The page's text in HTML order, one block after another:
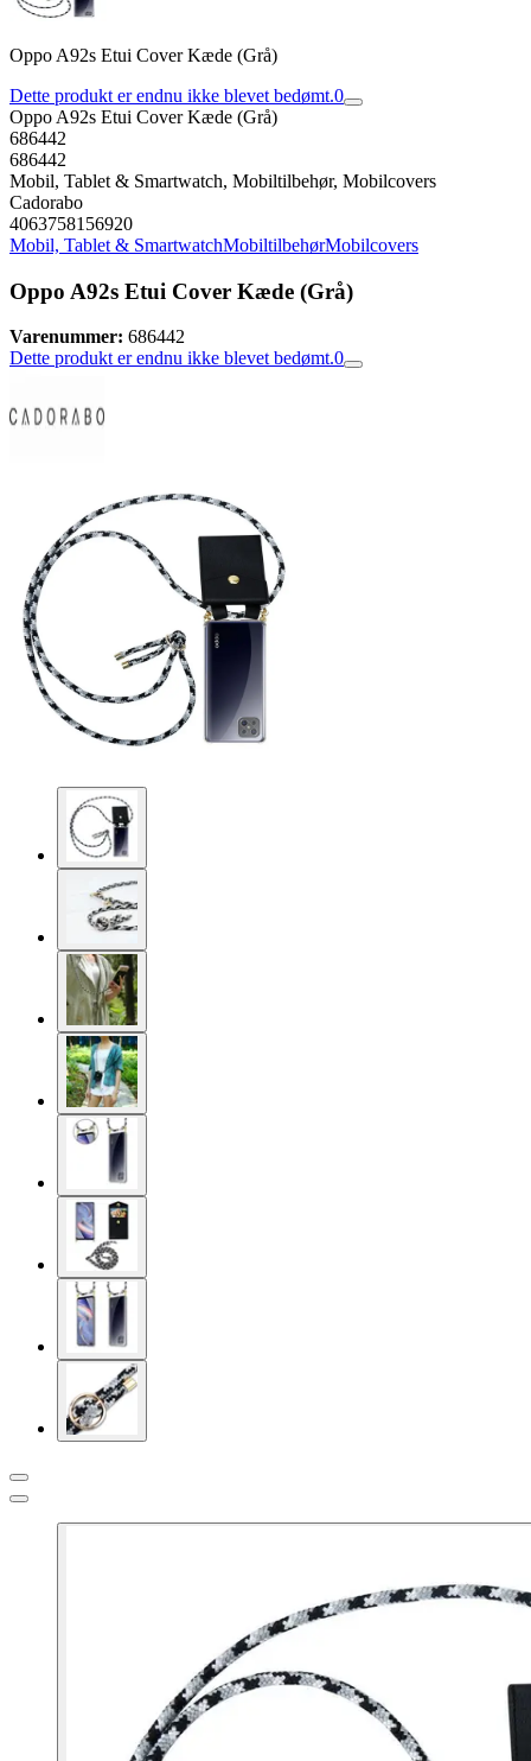
Oppo A92s Etui Cover Kæde (Grå)
Dette produkt er endnu ikke blevet bedømt.0
Oppo A92s Etui Cover Kæde (Grå)
686442
686442
Mobil, Tablet & Smartwatch, Mobiltilbehør, Mobilcovers
Cadorabo
4063758156920
Mobil, Tablet & SmartwatchMobiltilbehørMobilcovers
Oppo A92s Etui Cover Kæde (Grå)
Varenummer: 686442
Dette produkt er endnu ikke blevet bedømt.0